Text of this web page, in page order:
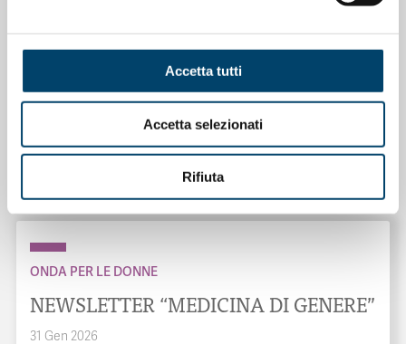
Accetta tutti
Accetta selezionati
Rifiuta
ONDA PER IL SISTEMA SANITARIO ONDA PER LE DONNE
Salu’. Dal dialogo alla cura
ONDA PER LE DONNE
NEWSLETTER “MEDICINA DI GENERE”
31 Gen 2026